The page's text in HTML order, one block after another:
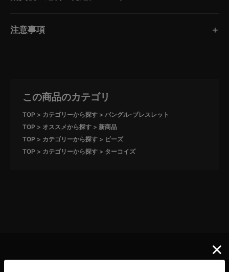
注意事項
この商品のカテゴリ
TOP カテゴリーから探す
バングル･ブレスレット
TOP
オススメから探す
新商品
TOP
カテゴリーから探す
ビーズ
TOP
カテゴリーから探す ターコイズ